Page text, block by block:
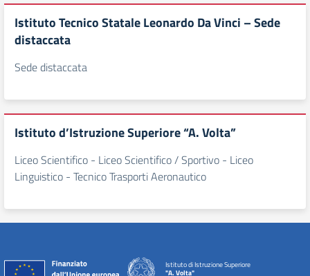
Istituto Tecnico Statale Leonardo Da Vinci – Sede
distaccata
Sede distaccata
Istituto d’Istruzione Superiore “A. Volta”
Liceo Scientifico - Liceo Scientifico / Sportivo - Liceo
Linguistico - Tecnico Trasporti Aeronautico
Istituto di Istruzione Superiore
"A. Volta"